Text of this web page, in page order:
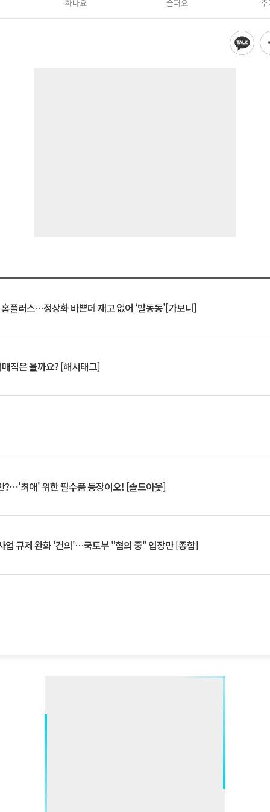
화나요 슬퍼요
플러스…정상화 바쁜데 재고 없어 ‘발동동’[가보니]
직은 올까요? [해시태그]
?⋯'최애' 위한 필수품 등장이오! [솔드아웃]
업 규제 완화 '건의'⋯국토부 "협의 중" 입장만 [종합]